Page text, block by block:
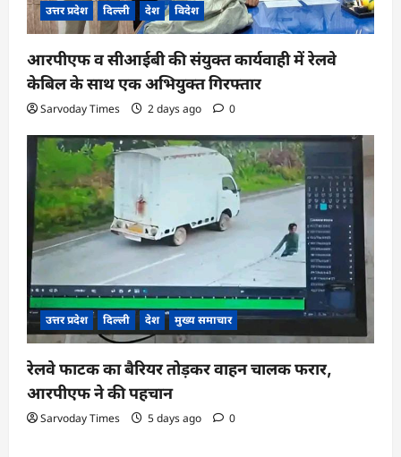
उत्तर प्रदेश दिल्ली देश विदेश
आरपीएफ व सीआईबी की संयुक्त कार्यवाही में रेलवे
केबिल के साथ एक अभियुक्त गिरफ्तार
Sarvoday Times 2 days ago 0
उत्तर प्रदेश दिल्ली देश मुख्य समाचार
रेलवे फाटक का बैरियर तोड़कर वाहन चालक फरार,
आरपीएफ ने की पहचान
Sarvoday Times 5 days ago 0